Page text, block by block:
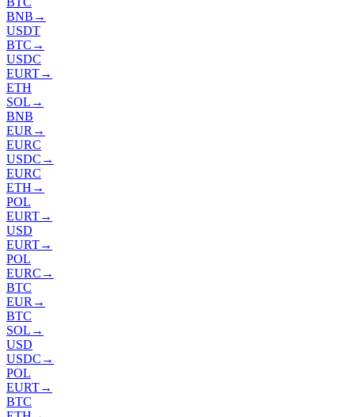
BNB →
USDT
BTC →
USDC
EURT→
ETH
SOL →
BNB
EUR →
EURC
USDC →
EURC
ETH →
POL
EURT→
USD
EURT→
POL
EURC →
BTC
EUR →
BTC
SOL →
USD
USDC →
POL
EURT→
BTC